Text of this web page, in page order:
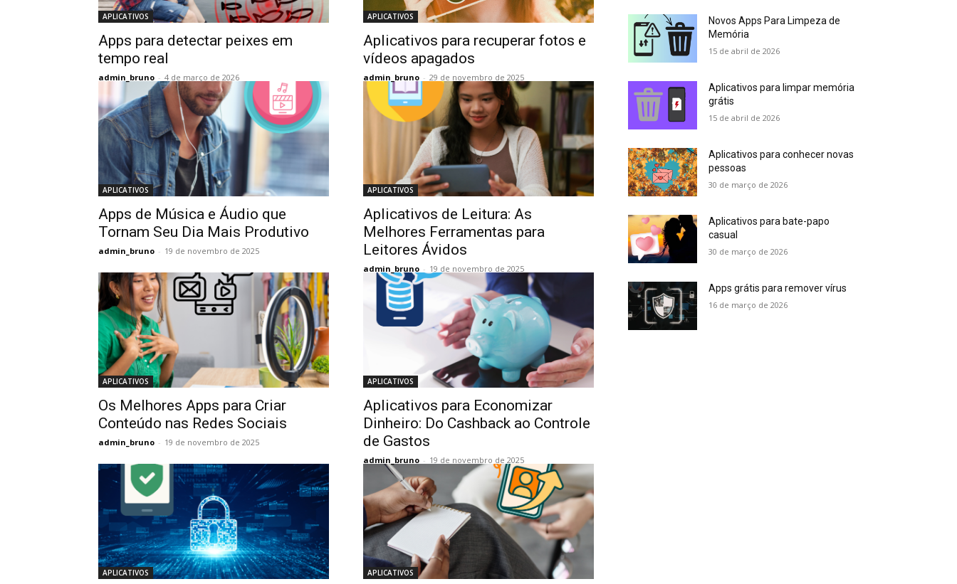
APLICATIVOS
Apps para detectar peixes em
tempo real
admin_bruno - 4 de março de 2026
APLICATIVOS
Aplicativos para recuperar fotos e
vídeos apagados
admin_bruno - 29 de novembro de 2025
APLICATIVOS
Apps de Música e Áudio que
Tornam Seu Dia Mais Produtivo
admin_bruno - 19 de novembro de 2025
APLICATIVOS
Aplicativos de Leitura: As
Melhores Ferramentas para
Leitores Ávidos
admin_bruno - 19 de novembro de 2025
APLICATIVOS
Os Melhores Apps para Criar
Conteúdo nas Redes Sociais
admin_bruno - 19 de novembro de 2025
APLICATIVOS
Aplicativos para Economizar
Dinheiro: Do Cashback ao Controle
de Gastos
admin_bruno - 19 de novembro de 2025
APLICATIVOS APLICATIVOS
Novos Apps Para Limpeza de
Memória
15 de abril de 2026
Aplicativos para limpar memória
grátis
15 de abril de 2026
Aplicativos para conhecer novas
pessoas
30 de março de 2026
Aplicativos para bate-papo
casual
30 de março de 2026
Apps grátis para remover vírus
16 de março de 2026